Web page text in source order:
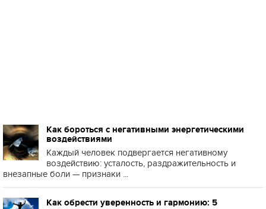
Как бороться с негативными энергетическими
воздействиями
Каждый человек подвергается негативному
воздействию: усталость, раздражительность и
внезапные боли — признаки ...
Как обрести уверенность и гармонию: 5